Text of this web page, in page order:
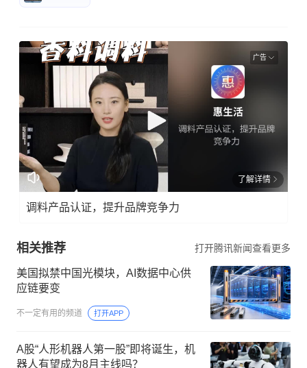
广告
了解详情
调料产品认证，提升品牌竞争力
相关推荐 打开腾讯新闻查看更多
美国拟禁中国光模块，AI数据中心供
应链要变
不一定有用的频道 打开APP
A股“人形机器人第一股”即将诞生，机
器人有望成为8月主线吗？